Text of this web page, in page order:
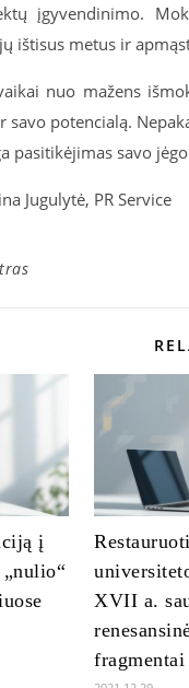
įgyvendinimo.
ištisus metus ir
nuo mažens
potencialą.
pasitikėjimas savo
Jugulytė, PR Service
į
„nulio“
XVII a.
fragmentai